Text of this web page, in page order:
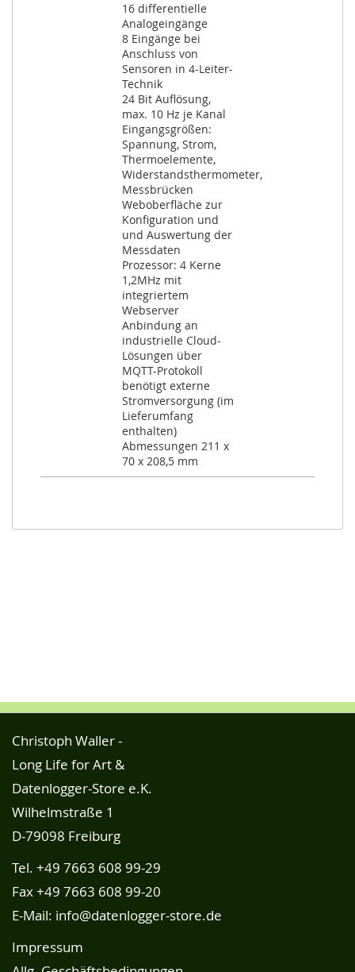
16 differentielle
Analogeingänge
8 Eingänge bei
Anschluss von
Sensoren in 4-Leiter-
Technik
24 Bit Auflösung,
max. 10 Hz je Kanal
Eingangsgrößen:
Spannung, Strom,
Thermoelemente,
Widerstandsthermometer,
Messbrücken
Weboberfläche zur
Konfiguration und
und Auswertung der
Messdaten
Prozessor: 4 Kerne
1,2MHz mit
integriertem
Webserver
Anbindung an
industrielle Cloud-
Lösungen über
MQTT-Protokoll
benötigt externe
Stromversorgung (im
Lieferumfang
enthalten)
Abmessungen 211 x
70 x 208,5 mm
Christoph Waller -
Long Life for Art &
Datenlogger-Store e.K.
Wilhelmstraße 1
D-79098 Freiburg
Tel. +49 7663 608 99-29
Fax +49 7663 608 99-20
E-Mail: info@datenlogger-store.de
Impressum